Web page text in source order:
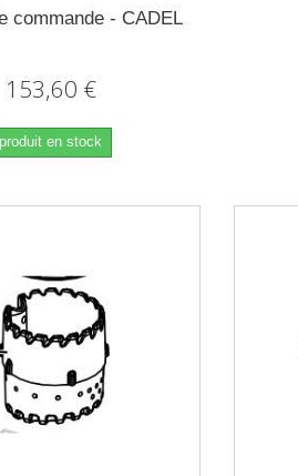
commande - CADEL
153,60 €
produit en stock